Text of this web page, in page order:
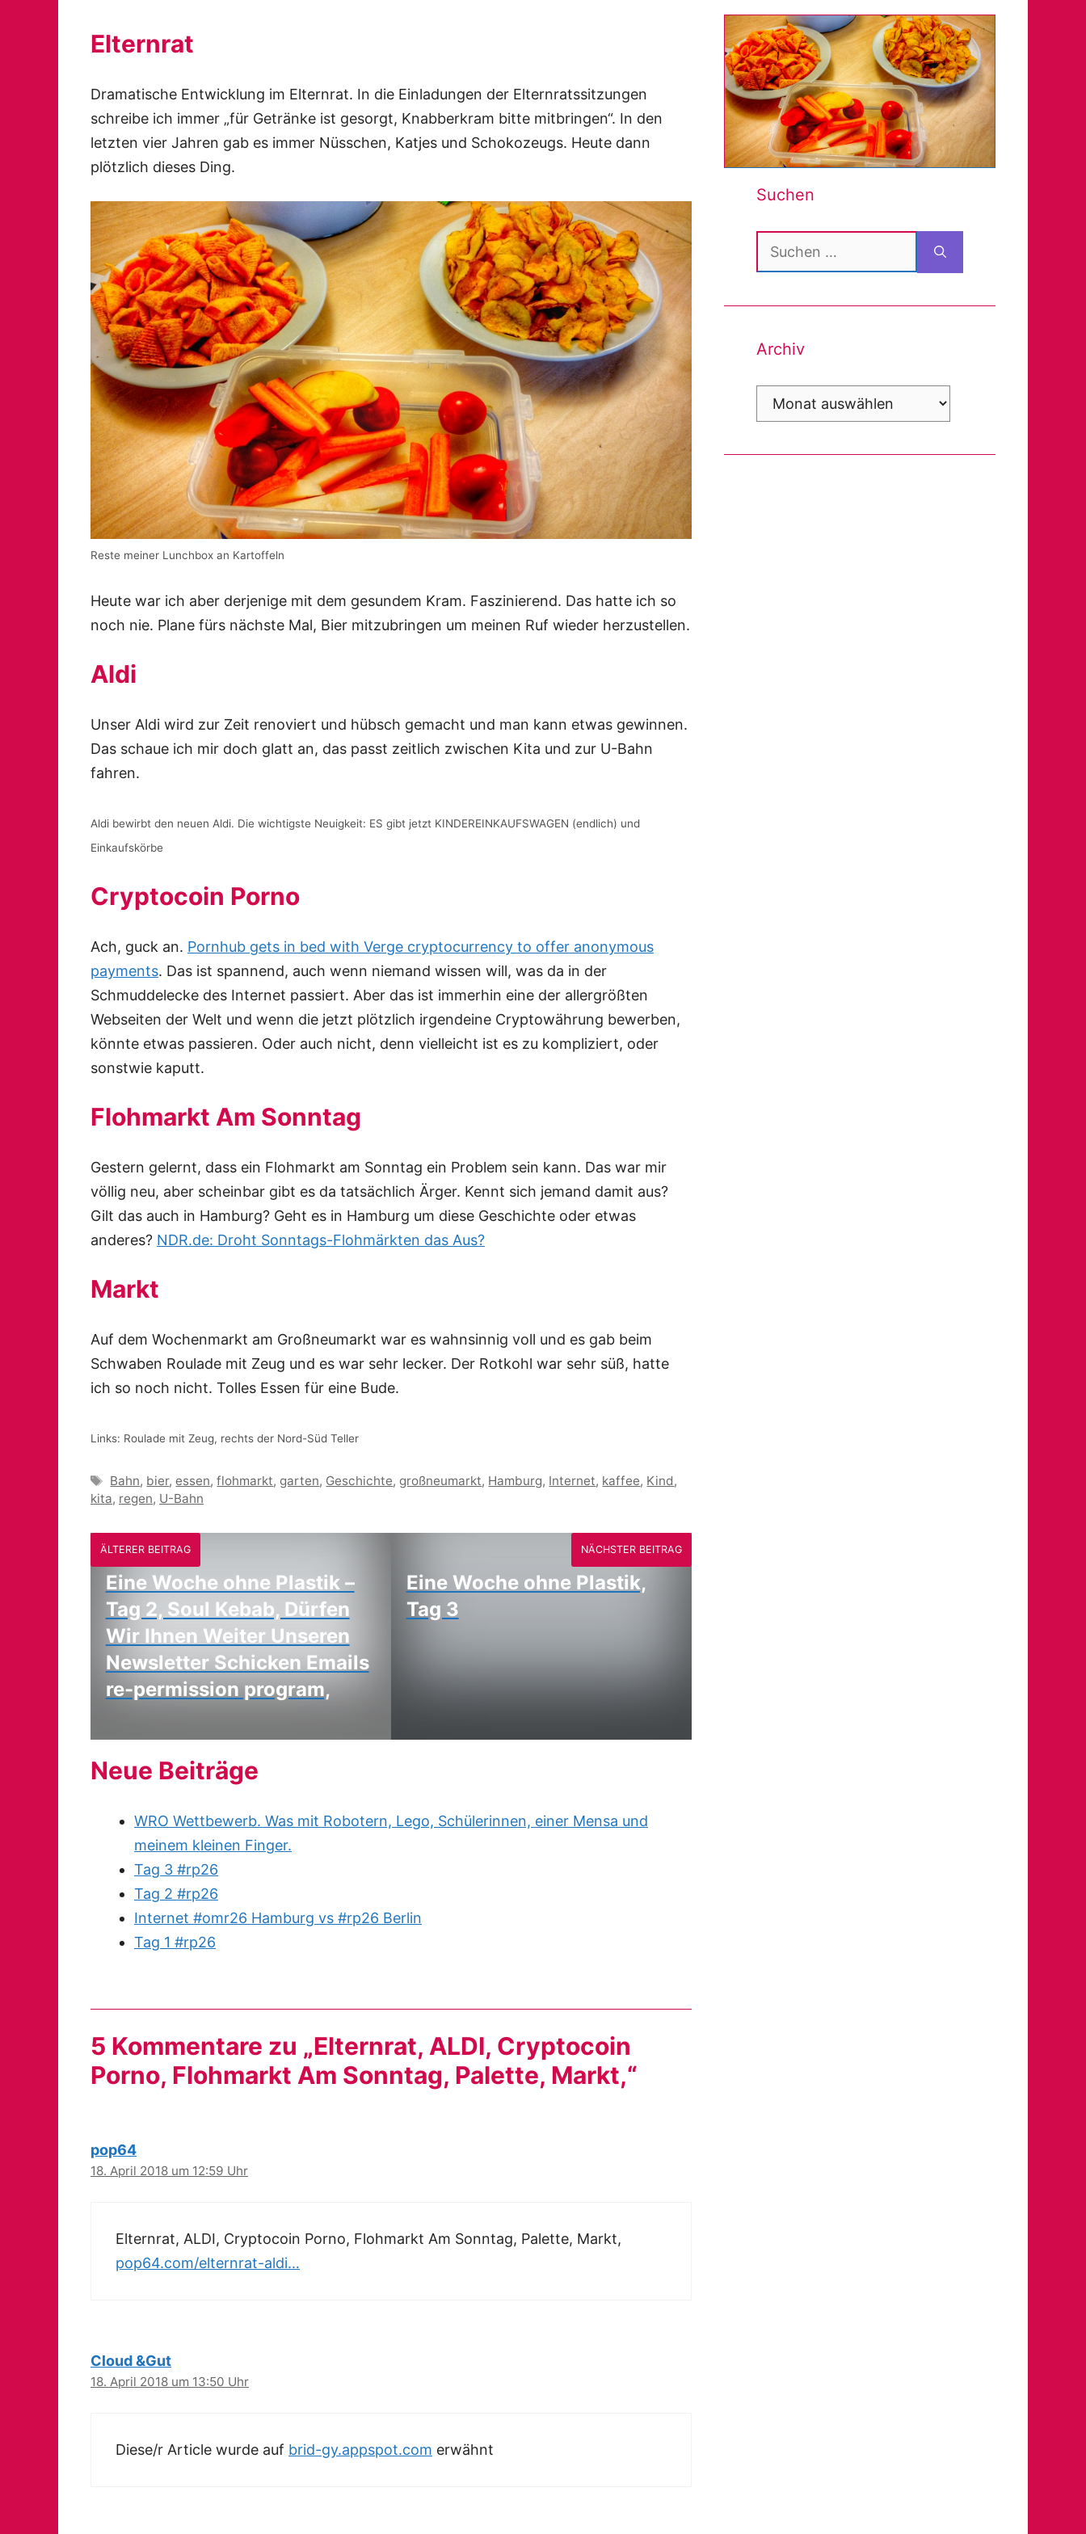
Elternrat
Dramatische Entwicklung im Elternrat. In die Einladungen der Elternratssitzungen
schreibe ich immer „für Getränke ist gesorgt, Knabberkram bitte mitbringen“. In den
letzten vier Jahren gab es immer Nüsschen, Katjes und Schokozeugs. Heute dann
plötzlich dieses Ding.
Reste meiner Lunchbox an Kartoffeln
Heute war ich aber derjenige mit dem gesundem Kram. Faszinierend. Das hatte ich so
noch nie. Plane fürs nächste Mal, Bier mitzubringen um meinen Ruf wieder herzustellen.
Aldi
Unser Aldi wird zur Zeit renoviert und hübsch gemacht und man kann etwas gewinnen.
Das schaue ich mir doch glatt an, das passt zeitlich zwischen Kita und zur U-Bahn
fahren.
Aldi bewirbt den neuen Aldi. Die wichtigste Neuigkeit: ES gibt jetzt KINDEREINKAUFSWAGEN (endlich) und
Einkaufskörbe
Cryptocoin Porno
Ach, guck an. Pornhub gets in bed with Verge cryptocurrency to offer anonymous
payments. Das ist spannend, auch wenn niemand wissen will, was da in der
Schmuddelecke des Internet passiert. Aber das ist immerhin eine der allergrößten
Webseiten der Welt und wenn die jetzt plötzlich irgendeine Cryptowährung bewerben,
könnte etwas passieren. Oder auch nicht, denn vielleicht ist es zu kompliziert, oder
sonstwie kaputt.
Flohmarkt Am Sonntag
Gestern gelernt, dass ein Flohmarkt am Sonntag ein Problem sein kann. Das war mir
völlig neu, aber scheinbar gibt es da tatsächlich Ärger. Kennt sich jemand damit aus?
Gilt das auch in Hamburg? Geht es in Hamburg um diese Geschichte oder etwas
anderes? NDR.de: Droht Sonntags-Flohmärkten das Aus?
Markt
Auf dem Wochenmarkt am Großneumarkt war es wahnsinnig voll und es gab beim
Schwaben Roulade mit Zeug und es war sehr lecker. Der Rotkohl war sehr süß, hatte
ich so noch nicht. Tolles Essen für eine Bude.
Links: Roulade mit Zeug, rechts der Nord-Süd Teller
Schlagwörter
Bahn, bier,essen,flohmarkt,garten, Geschichte,großneumarkt, Hamburg, Internet, kaffee, Kind,
kita, regen, U-Bahn
ÄLTERER BEITRAG
Eine Woche ohne Plastik –
Tag 2, Soul Kebab, Dürfen
Wir Ihnen Weiter Unseren
Newsletter Schicken Emails
re-permission program,
Eine Woche ohne Plastik,
Tag 3
NÄCHSTER BEITRAG
Neue Beiträge
WRO Wettbewerb. Was mit Robotern, Lego, Schülerinnen, einer Mensa und
meinem kleinen Finger.
Tag 3 #rp26
Tag 2 #rp26
Internet #omr26 Hamburg vs #rp26 Berlin
Tag 1 #rp26
5 Kommentare zu „Elternrat, ALDI, Cryptocoin
Porno, Flohmarkt Am Sonntag, Palette, Markt,“
pop64
18. April 2018 um 12:59 Uhr
Elternrat, ALDI, Cryptocoin Porno, Flohmarkt Am Sonntag, Palette, Markt,
pop64.com/elternrat-aldi…
Cloud &Gut
18. April 2018 um 13:50 Uhr
Diese/r Article wurde auf brid-gy.appspot.com erwähnt
Suchen
Suchen
Archiv
Archiv